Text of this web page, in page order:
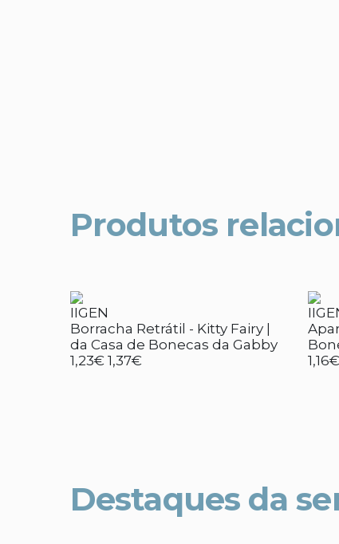
Produtos
IIGEN
Borracha Retrátil - Kitty Fairy |
da Casa de Bonecas da Gabby
1,23€ 1,37€
1,16€
Destaques da